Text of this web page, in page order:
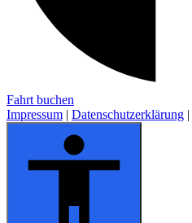
Fahrt buchen
Impressum | Datenschutzerklärung |